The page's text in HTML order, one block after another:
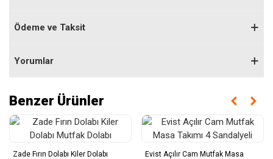
Ödeme ve Taksit
Yorumlar
Benzer Ürünler
Zade Fırın Dolabı Kiler Dolabı
Evist Açılır Cam Mutfak Masa